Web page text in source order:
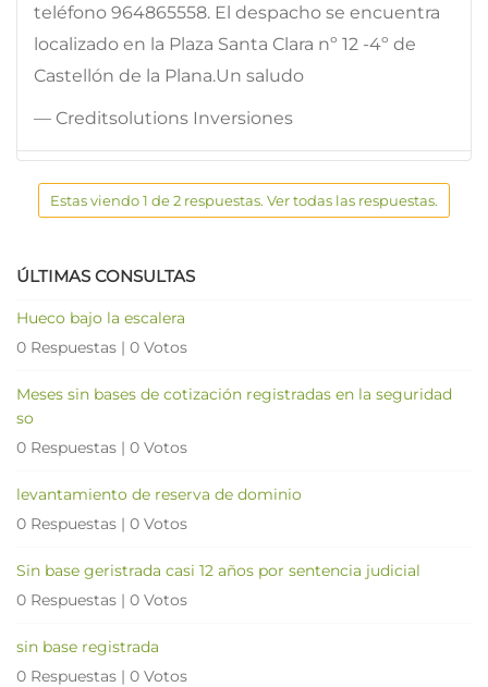
teléfono 964865558. El despacho se encuentra
localizado en la Plaza Santa Clara nº 12 -4º de
Castellón de la Plana.Un saludo
— Creditsolutions Inversiones
Estas viendo 1 de 2 respuestas. Ver todas las respuestas.
ÚLTIMAS CONSULTAS
Hueco bajo la escalera
0 Respuestas | 0 Votos
Meses sin bases de cotización registradas en la seguridad
so
0 Respuestas | 0 Votos
levantamiento de reserva de dominio
0 Respuestas | 0 Votos
Sin base geristrada casi 12 años por sentencia judicial
0 Respuestas | 0 Votos
sin base registrada
0 Respuestas | 0 Votos